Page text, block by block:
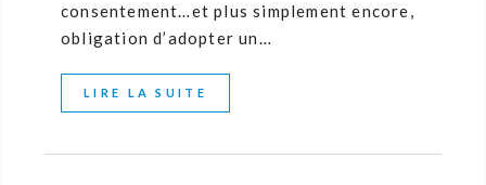
consentement…et plus simplement encore,
obligation d’adopter un…
LIRE LA SUITE